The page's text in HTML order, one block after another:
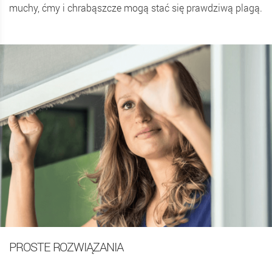
muchy, ćmy i chrabąszcze mogą stać się prawdziwą plagą.
PROSTE ROZWIĄZANIA